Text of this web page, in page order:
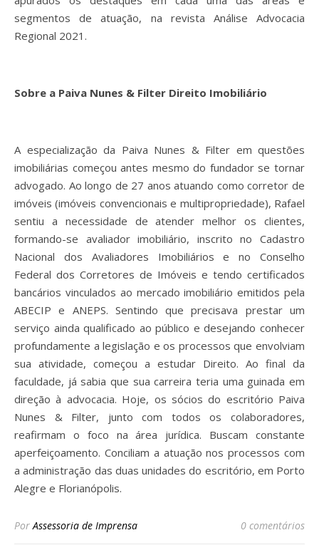
segmentos de atuação, na revista Análise Advocacia
Regional 2021.
Sobre a Paiva Nunes & Filter Direito Imobiliário
A especialização da Paiva Nunes & Filter em questões
imobiliárias começou antes mesmo do fundador se tornar
advogado. Ao longo de 27 anos atuando como corretor de
imóveis (imóveis convencionais e multipropriedade), Rafael
sentiu a necessidade de atender melhor os clientes,
formando-se avaliador imobiliário, inscrito no Cadastro
Nacional dos Avaliadores Imobiliários e no Conselho
Federal dos Corretores de Imóveis e tendo certificados
bancários vinculados ao mercado imobiliário emitidos pela
ABECIP e ANEPS. Sentindo que precisava prestar um
serviço ainda qualificado ao público e desejando conhecer
profundamente a legislação e os processos que envolviam
sua atividade, começou a estudar Direito. Ao final da
faculdade, já sabia que sua carreira teria uma guinada em
direção à advocacia. Hoje, os sócios do escritório Paiva
Nunes & Filter, junto com todos os colaboradores,
reafirmam o foco na área jurídica. Buscam constante
aperfeiçoamento. Conciliam a atuação nos processos com
a administração das duas unidades do escritório, em Porto
Alegre e Florianópolis.
PorAssessoria de Imprensa 0 comentários